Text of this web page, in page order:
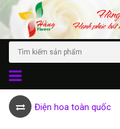
Điện hoa toàn quốc